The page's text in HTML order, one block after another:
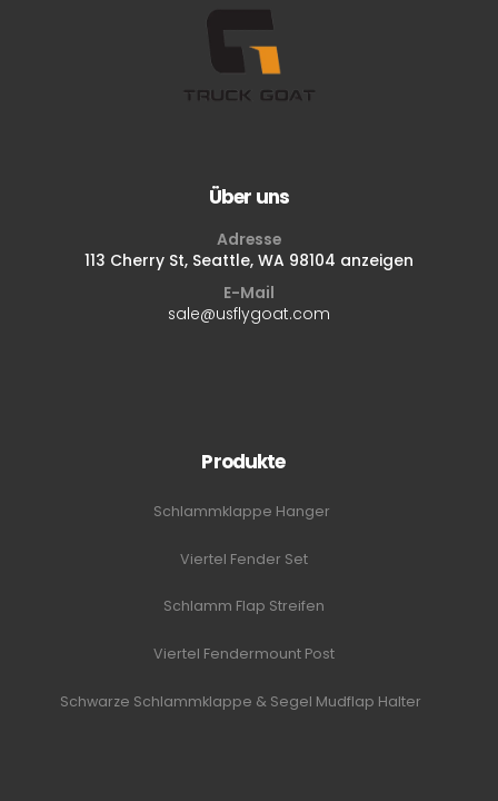
Über uns
Adresse
113 Cherry St, Seattle, WA 98104 anzeigen
E-Mail
sale@usflygoat.com
Produkte
Schlammklappe Hanger
Viertel Fender Set
Schlamm Flap Streifen
Viertel Fendermount Post
Schwarze Schlammklappe & Segel Mudflap Halter